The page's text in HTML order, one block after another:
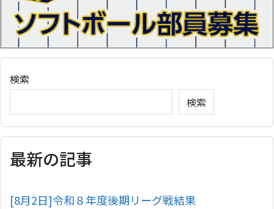
検索
検索
最新の記事
[8月2日]令和８年度後期リーグ戦結果